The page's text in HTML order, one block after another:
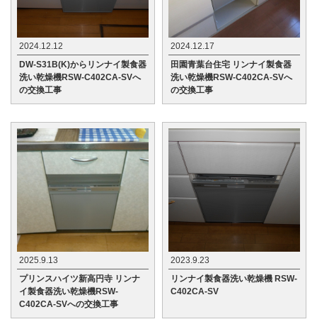
2024.12.12
DW-S31B(K)からリンナイ製食器
洗い乾燥機RSW-C402CA-SVへ
の交換工事
2024.12.17
田園青葉台住宅 リンナイ製食器
洗い乾燥機RSW-C402CA-SVへ
の交換工事
2025.9.13
プリンスハイツ新高円寺 リンナ
イ製食器洗い乾燥機RSW-
C402CA-SVへの交換工事
2023.9.23
リンナイ製食器洗い乾燥機 RSW-
C402CA-SV